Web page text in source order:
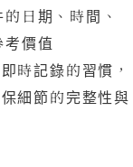
日期、時間、
價值
時記錄的習慣，
細節的完整性與